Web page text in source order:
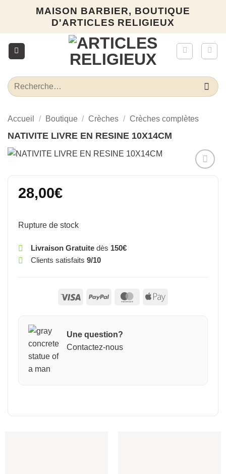
MAISON BARBIER, BOUTIQUE
D'ARTICLES RELIGIEUX
Recherche
pour :
Accueil / Boutique / Crèches / Crèches complètes
NATIVITE LIVRE EN RESINE 10X14CM
28,00€
Rupture de stock
Livraison Gratuitedès 150€
Clients satisfaits 9/10
Visa PayPal MasterCardApple
Une question?
Contactez-nous